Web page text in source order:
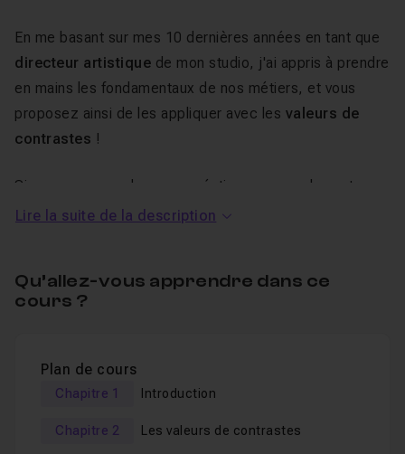
En me basant sur mes 10 dernières années en tant que
directeur artistique de mon studio, j'ai appris à prendre
en mains les fondamentaux de nos métiers, et vous
proposez ainsi de les appliquer avec les valeurs de
contrastes !
Si vous avancez dans vos créations on vous basant
seulement sur votre ressenti, vous arriverez
En vous donnantun nouveau regard et du langage
vous deviendrez non seulement efficaces, mais vous
pouvoir les défendre, comme le ferait un véritable
professionnel.
prendrez ensuite à créer, car en plus degagner en
Lire la suite de la description
Qu’allez-vous apprendre dans ce
cours ?
Plan de cours
Chapitre 1 Introduction
Chapitre 2 Les valeurs de contrastes